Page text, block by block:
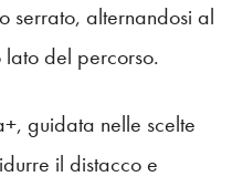
serrato, alternandosi al
del percorso.
guidata nelle scelte
il distacco e